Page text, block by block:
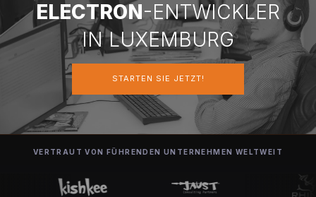
LUXEMBURG
STARTEN SIE JETZT
ELECTRON-ENTWICKLER
IN LUXEMBURG
STARTEN SIE JETZT!
VERTRAUT VON FÜHRENDEN UNTERNEHMEN WELTWEIT